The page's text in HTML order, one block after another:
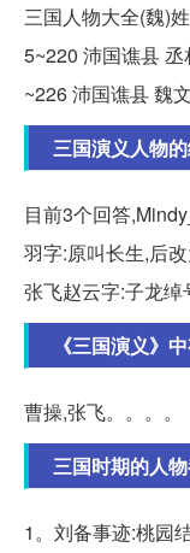
三国人物大全(魏)
5~220 沛国谯县
~226 沛国谯县 魏
三国演义人物
目前3个回答
羽字:原叫长生,后
张飞赵云字:子龙绰
《三国演义》
曹操,张飞。。。。
三国时期的人
1。刘备事迹:桃园